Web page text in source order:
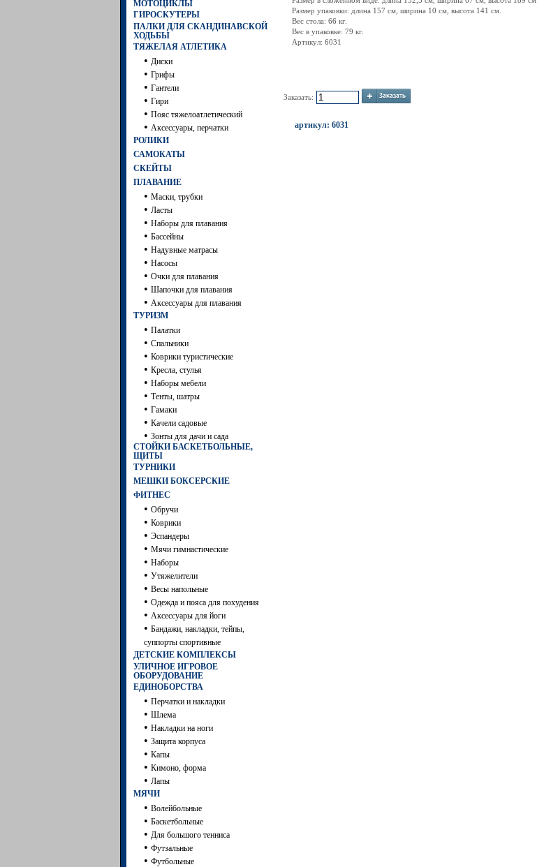
МОТОЦИКЛЫ
ГИРОСКУТЕРЫ
ПАЛКИ ДЛЯ СКАНДИНАВСКОЙ
ХОДЬБЫ
ТЯЖЕЛАЯ АТЛЕТИКА
• Диски
• Грифы
• Гантели
• Гири
• Пояс тяжелоатлетический
• Аксессуары, перчатки
РОЛИКИ
САМОКАТЫ
СКЕЙТЫ
ПЛАВАНИЕ
• Маски, трубки
• Ласты
• Наборы для плавания
• Бассейны
• Надувные матрасы
• Насосы
• Очки для плавания
• Шапочки для плавания
• Аксессуары для плавания
ТУРИЗМ
• Палатки
• Спальники
• Коврики туристические
• Кресла, стулья
• Наборы мебели
• Тенты, шатры
• Гамаки
• Качели садовые
• Зонты для дачи и сада
СТОЙКИ БАСКЕТБОЛЬНЫЕ,
ЩИТЫ
ТУРНИКИ
МЕШКИ БОКСЕРСКИЕ
ФИТНЕС
• Обручи
• Коврики
• Эспандеры
• Мячи гимнастические
• Наборы
• Утяжелители
• Весы напольные
• Одежда и пояса для похудения
• Аксессуары для йоги
• Бандажи, накладки, тейпы,
суппорты спортивные
ДЕТСКИЕ КОМПЛЕКСЫ
УЛИЧНОЕ ИГРОВОЕ
ОБОРУДОВАНИЕ
ЕДИНОБОРСТВА
• Перчатки и накладки
• Шлема
• Накладки на ноги
• Защита корпуса
• Капы
• Кимоно, форма
• Лапы
МЯЧИ
• Волейбольные
• Баскетбольные
• Для большого тенниса
• Футзальные
• Футбольные
Размер упаковки: длина 157 см, ширина 10 см, высота 141 см.
Вес стола: 66 кг.
Вес в упаковке: 79 кг.
Артикул: 6031
Заказать:
артикул: 6031